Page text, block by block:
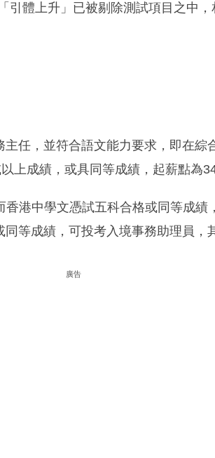
引體上升」已被剔除測試項目之中
任，並符合語文能力要求，即在綜
上成績，或具同等成績，起薪點為
港中學文憑試五科合格或同等成績
等成績，可投考入境事務助理員，
廣告